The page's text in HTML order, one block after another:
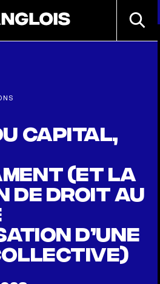
capital,
(et la
de droit au
d’une